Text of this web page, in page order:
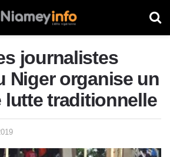
journalistes
Niger organise un
lutte traditionnelle